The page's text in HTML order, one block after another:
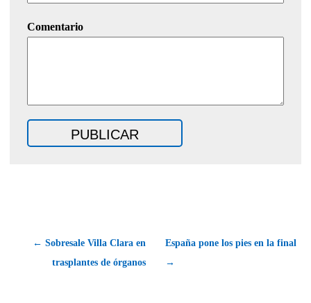
Comentario
← Sobresale Villa Clara en
trasplantes de órganos
España pone los pies en la final
→